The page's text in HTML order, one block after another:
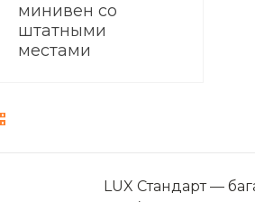
минивен со
штатными
местами
LUX Стандарт —